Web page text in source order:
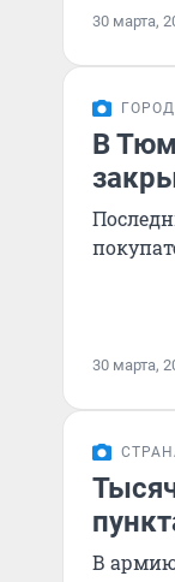
30 марта,
ГОРОД
В
30 марта,
В